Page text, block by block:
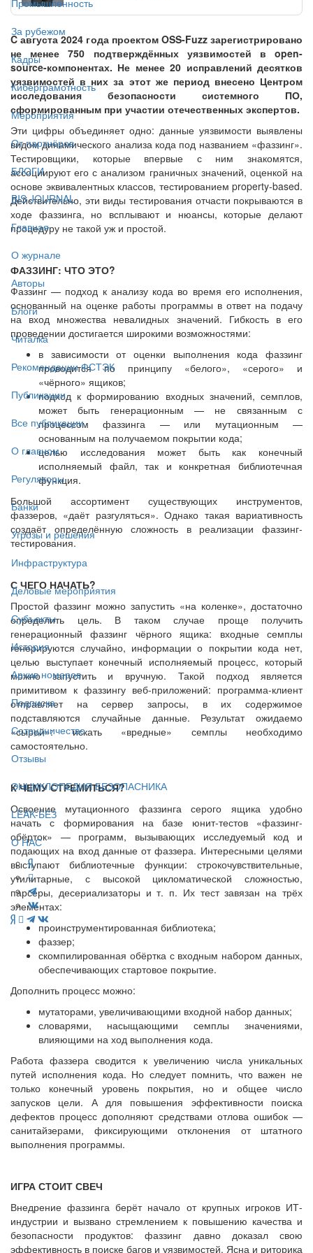
Промышленность
За рубежом
Кадры
Киберграмотность
Мероприятия
От партнёров
БЛОГИ
BIS JOURNAL
Главная
О журнале
Авторы
Блоги
Читалка
Рекомендации ФСТЭК
Публикации
Все публикации
О главном
Регуляторы
Банки
Угрозы и решения
Инфраструктура
Деловые мероприятия
Субъекты
История
Архив номеров
Подписка
Сотрудничество
Отзывы
ЭНЦИКЛОПЕДИЯ БЕЗОПАСНИКА
LEAK-БЕЗ
О НАС
C августа 2024 года проектом OSS-Fuzz зарегистрировано
не менее 750 подтверждённых уязвимостей в open-
source-компонентах. Не менее 20 исправлений десятков
уязвимостей в них за этот же период внесено Центром
исследования безопасности системного ПО,
сформированным при участии отечественных экспертов.
Эти цифры объединяет одно: данные уязвимости выявлены
видом динамического анализа кода под названием «фаззинг».
Тестировщики, которые впервые с ним знакомятся,
ассоциируют его с анализом граничных значений, оценкой на
основе эквивалентных классов, тестированием property-based.
Действительно, эти виды тестирования отчасти покрываются в
ходе фаззинга, но всплывают и нюансы, которые делают
процедуру не такой уж и простой.
ФАЗЗИНГ: ЧТО ЭТО?
Фаззинг — подход к анализу кода во время его исполнения,
основанный на оценке работы программы в ответ на подачу
на вход множества невалидных значений. Гибкость в его
проведении достигается широкими возможностями:
в зависимости от оценки выполнения кода фаззинг
проводится по принципу «белого», «серого» и
«чёрного» ящиков;
подход к формированию входных значений, семплов,
может быть генерационным — не связанным с
процессом фаззинга — или мутационным —
основанным на получаемом покрытии кода;
целью исследования может быть как конечный
исполняемый файл, так и конкретная библиотечная
функция.
Большой ассортимент существующих инструментов,
фаззеров, «даёт разгуляться». Однако такая вариативность
создаёт определённую сложность в реализации фаззинг-
тестирования.
С ЧЕГО НАЧАТЬ?
Простой фаззинг можно запустить «на коленке», достаточно
определить цель. В таком случае проще получить
генерационный фаззинг чёрного ящика: входные семплы
генерируются случайно, информации о покрытии кода нет,
целью выступает конечный исполняемый процесс, который
можно запустить и вручную. Такой подход является
примитивом к фаззингу веб-приложений: программа-клиент
отправляет на сервер запросы, в их содержимое
подставляются случайные данные. Результат ожидаемо
«сырой»: искать «вредные» семплы необходимо
самостоятельно.
К ЧЕМУ СТРЕМИТЬСЯ?
Освоение мутационного фаззинга серого ящика удобно
начать с формирования на базе юнит-тестов «фаззинг-
обёрток» — программ, вызывающих исследуемый код и
подающих на вход данные от фаззера. Интересными целями
выступают библиотечные функции: строкочувствительные,
утилитарные, с высокой цикломатической сложностью,
парсеры, десериализаторы и т. п. Их тест завязан на трёх
элементах:
проинструментированная библиотека;
фаззер;
скомпилированная обёртка с входным набором данных,
обеспечивающих стартовое покрытие.
Дополнить процесс можно:
мутаторами, увеличивающими входной набор данных;
словарями, насыщающими семплы значениями,
влияющими на ход выполнения кода.
Работа фаззера сводится к увеличению числа уникальных
путей исполнения кода. Но следует помнить, что важен не
только конечный уровень покрытия, но и общее число
запусков цели. А для повышения эффективности поиска
дефектов процесс дополняют средствами отлова ошибок —
санитайзерами, фиксирующими отклонения от штатного
выполнения программы.
ИГРА СТОИТ СВЕЧ
Внедрение фаззинга берёт начало от крупных игроков ИТ-
индустрии и вызвано стремлением к повышению качества и
безопасности продуктов: фаззинг давно доказал свою
эффективность в поиске багов и уязвимостей. Ясна и риторика